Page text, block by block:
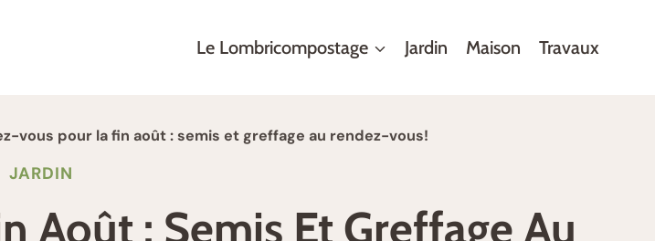
Le Lombricompostage Jardin Maison Travaux
vous pour la fin août : semis et greffage au rendez-vous!
JARDIN
Août : Semis Et Greffage Au